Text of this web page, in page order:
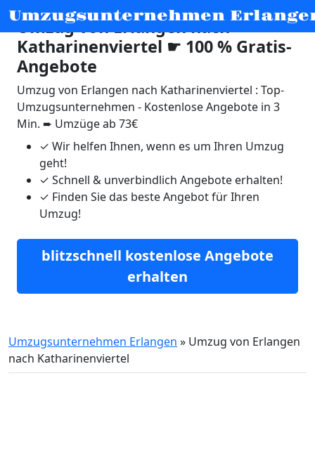
Umzugsunternehmen
Umzug von Erlangen nach
Katharinenviertel ☛ 100 % Gratis-
Angebote
Umzug von Erlangen nach Katharinenviertel : Top-
Umzugsunternehmen - Kostenlose Angebote in 3
Min. ➨ Umzüge ab 73€
✓ Wir helfen Ihnen, wenn es um Ihren Umzug
geht!
✓ Schnell & unverbindlich Angebote erhalten!
✓ Finden Sie das beste Angebot für Ihren
Umzug!
blitzschnell kostenlose Angebote
erhalten
Umzugsunternehmen Erlangen » Umzug von Erlangen
nach Katharinenviertel